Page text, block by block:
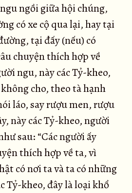
ngồi giữa hội chúng,
có xe cộ qua lại, hay tại
tại đấy (nếu) có
chuyện thích hợp về
ngu, này các Tỷ-kheo,
cho, theo tà hạnh
láo, say rượu men, rượu
này các Tỷ-kheo, người
sau: “Các người ấy
thích hợp về ta, vì
có nơi ta và ta có những
Tỷ-kheo, đây là loại khổ